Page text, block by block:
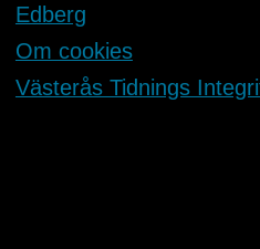
Edberg
Om cookies
Västerås Tidnings